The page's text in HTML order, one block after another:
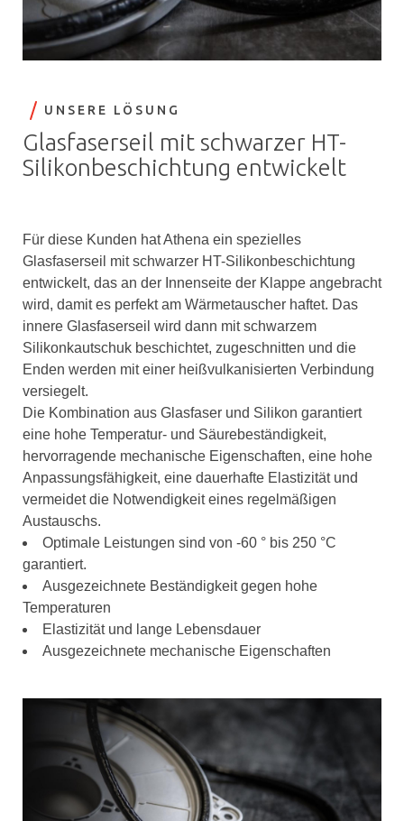
UNSERE LÖSUNG
Glasfaserseil mit schwarzer HT-
Silikonbeschichtung entwickelt
Für diese Kunden hat Athena ein spezielles
Glasfaserseil mit schwarzer HT-Silikonbeschichtung
entwickelt, das an der Innenseite der Klappe angebracht
wird, damit es perfekt am Wärmetauscher haftet. Das
innere Glasfaserseil wird dann mit schwarzem
Silikonkautschuk beschichtet, zugeschnitten und die
Enden werden mit einer heißvulkanisierten Verbindung
versiegelt.
Die Kombination aus Glasfaser und Silikon garantiert
eine hohe Temperatur- und Säurebeständigkeit,
hervorragende mechanische Eigenschaften, eine hohe
Anpassungsfähigkeit, eine dauerhafte Elastizität und
vermeidet die Notwendigkeit eines regelmäßigen
Austauschs.
Optimale Leistungen sind von -60 ° bis 250 °C
garantiert.
Ausgezeichnete Beständigkeit gegen hohe
Temperaturen
Elastizität und lange Lebensdauer
Ausgezeichnete mechanische Eigenschaften